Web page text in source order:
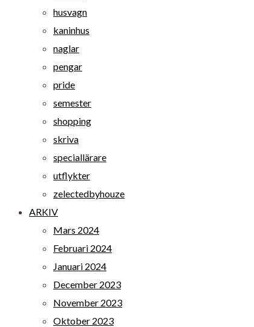
husvagn
kaninhus
naglar
pengar
pride
semester
shopping
skriva
speciallärare
utflykter
zelectedbyhouze
ARKIV
Mars 2024
Februari 2024
Januari 2024
December 2023
November 2023
Oktober 2023